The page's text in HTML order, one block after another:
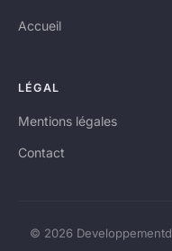
Accueil
LÉGAL
Mentions légales
Contact
© 2026